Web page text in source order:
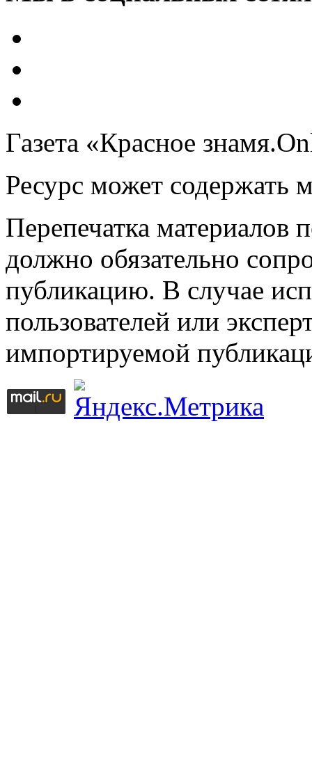
Газета «Красное
Ресурс может содержать
Перепечатка материалов
должно обязательно
публикацию. В случае
пользователей или
импортируемой